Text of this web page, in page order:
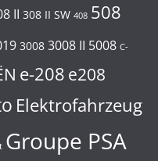
II 308 II SW 408 508
3008 3008 II 5008 C-
e-208 e208
Elektrofahrzeug
Groupe PSA